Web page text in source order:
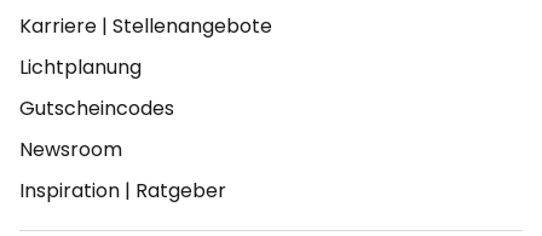
Karriere | Stellenangebote
Lichtplanung
Gutscheincodes
Newsroom
Inspiration | Ratgeber